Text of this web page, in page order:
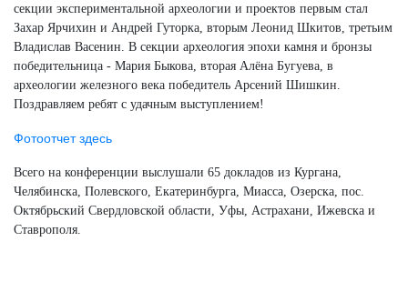
секции экспериментальной археологии и проектов первым стал
Захар Ярчихин и Андрей Гуторка, вторым Леонид Шкитов, третьим
Владислав Васенин. В секции археология эпохи камня и бронзы
победительница - Мария Быкова, вторая Алёна Бугуева, в
археологии железного века победитель Арсений Шишкин.
Поздравляем ребят с удачным выступлением!
Фотоотчет здесь
Всего на конференции выслушали 65 докладов из Кургана,
Челябинска, Полевского, Екатеринбурга, Миасса, Озерска, пос.
Октябрьский Свердловской области, Уфы, Астрахани, Ижевска и
Ставрополя.